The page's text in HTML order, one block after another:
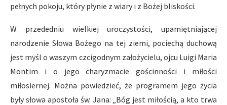
pełnych pokoju, który płynie z wiary i z Bożej bliskości.
W przededniu wielkiej uroczystości, upamiętniającej
narodzenie Słowa Bożego na tej ziemi, pociechą duchową
jest myśl o waszym czcigodnym założycielu, ojcu Luigi Maria
Montim i o jego charyzmacie gościnności i miłości
miłosiernej. Można powiedzieć, że programem jego życia
były słowa apostoła św. Jana: „Bóg jest miłością, a kto trwa